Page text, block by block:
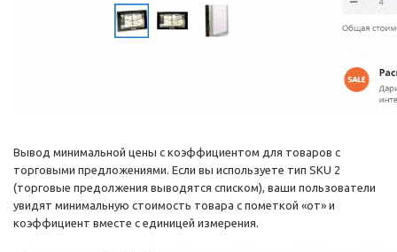
Вывод минимальной цены с коэффициентом для товаров с
торговыми предложениями. Если вы используете тип SKU 2
(торговые предолжения выводятся списком), ваши пользователи
увидят минимальную стоимость товара с пометкой «от» и
коэффициент вместе с единицей измерения.